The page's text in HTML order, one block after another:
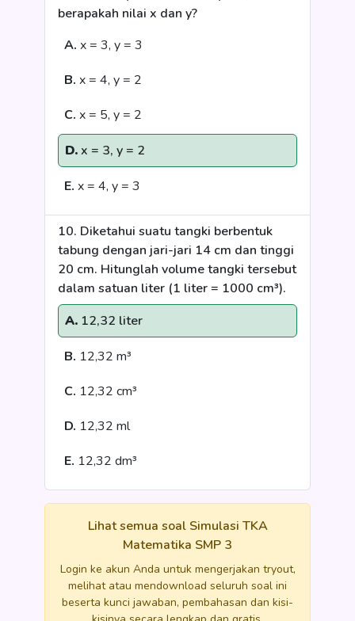
berapakah nilai x dan y?
A. x = 3, y = 3
B. x = 4, y = 2
C. x = 5, y = 2
D.x = 3, y = 2
E. x = 4, y = 3
10. Diketahui suatu tangki berbentuk
tabung dengan jari-jari 14 cm dan tinggi
20 cm. Hitunglah volume tangki tersebut
dalam satuan liter (1 liter = 1000 cm³).
A. 12,32 liter
B. 12,32 m³
C. 12,32 cm³
D. 12,32 ml
E. 12,32 dm³
Lihat semua soal Simulasi TKA
Matematika SMP 3
Login ke akun Anda untuk mengerjakan tryout,
melihat atau mendownload seluruh soal ini
beserta kunci jawaban, pembahasan dan kisi-